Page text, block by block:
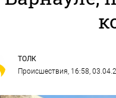
ТОЛК
Происшествия, 16:58,